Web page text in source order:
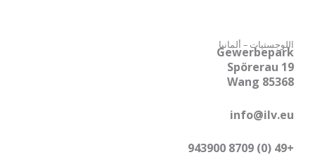
اللوجستيات – ألمانيا
Gewerbepark
Spörerau 19
85368 Wang
info@ilv.eu
+49 (0) 8709 943900